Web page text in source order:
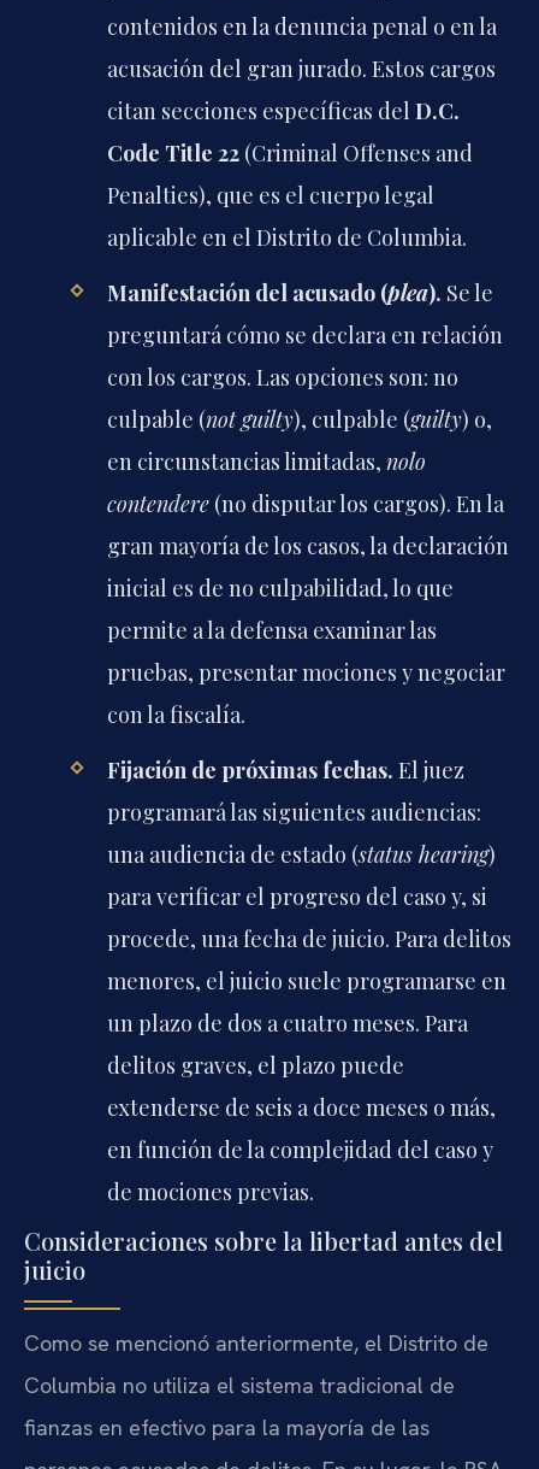
contenidos en la denuncia penal o en la
acusación del gran jurado. Estos cargos
citan secciones específicas del D.C.
Code Title 22(Criminal Offenses and
Penalties), que es el cuerpo legal
aplicable en el Distrito de Columbia.
Manifestación del acusado (plea). Se le
preguntará cómo se declara en relación
con los cargos. Las opciones son: no
culpable (not guilty), culpable (guilty) o,
en circunstancias limitadas, nolo
contendere(no disputar los cargos). En la
gran mayoría de los casos, la declaración
inicial es de no culpabilidad, lo que
permite a la defensa examinar las
pruebas, presentar mociones y negociar
con la fiscalía.
Fijación de próximas fechas. El juez
programará las siguientes audiencias:
una audiencia de estado (status hearing)
para verificar el progreso del caso y, si
procede, una fecha de juicio. Para delitos
menores, el juicio suele programarse en
un plazo de dos a cuatro meses. Para
delitos graves, el plazo puede
extenderse de seis a doce meses o más,
en función de la complejidad del caso y
de mociones previas.
Consideraciones sobre la libertad antes del
juicio
Como se mencionó anteriormente, el Distrito de
Columbia no utiliza el sistema tradicional de
fianzas en efectivo para la mayoría de las